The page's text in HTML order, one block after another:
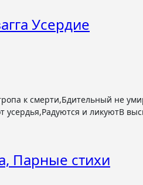
Усердие
и ликуютВ
Парные стихи